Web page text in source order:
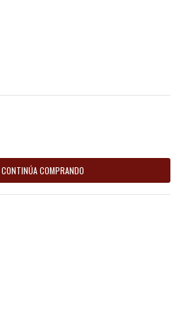
CONTINÚA COMPRANDO